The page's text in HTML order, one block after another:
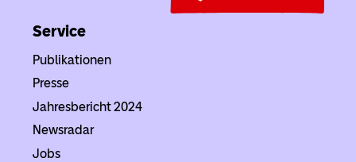
Service
Publikationen
Presse
Jahresbericht 2024
Newsradar
Jobs